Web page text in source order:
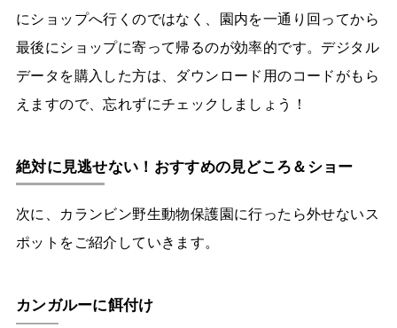
にショップへ行くのではなく、園内を一通り回ってから
最後にショップに寄って帰るのが効率的です。デジタル
データを購入した方は、ダウンロード用のコードがもら
えますので、忘れずにチェックしましょう！
絶対に見逃せない！おすすめの見どころ＆ショー
次に、カランビン野生動物保護園に行ったら外せないス
ポットをご紹介していきます。
カンガルーに餌付け